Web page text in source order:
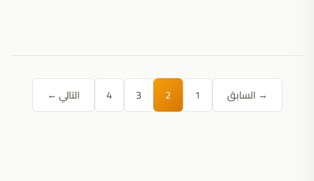
→ السابق 1
2
3
4 التالي ←